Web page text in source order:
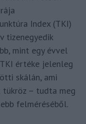
Index (TKI)
tizenegyedik
mint egy évvel
értéke jelenleg
skálán, ami
– tudta meg
felméréséből.